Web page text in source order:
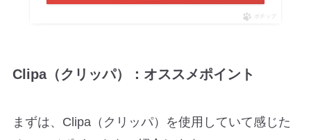
ポチップ
Clipa（クリッパ）：オススメポイント
まずは、Clipa（クリッパ）を使用していて感じた